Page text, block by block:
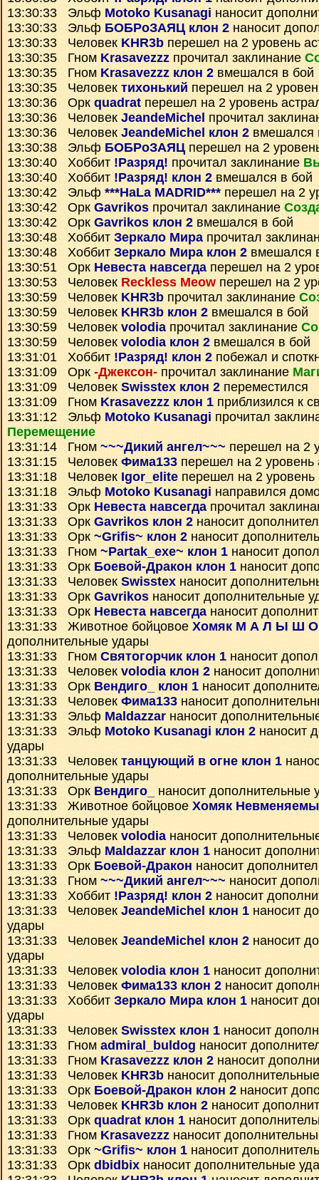
13:30:33 Эльф Motoko Kusanagi наносит
13:30:33 Эльф БОБРоЗАЯЦ клон 2 наносит
13:30:33 Человек KHR3b перешел на 2 уровень
13:30:35 Гном Krasavezzz прочитал заклинание
13:30:35 Гном Krasavezzz клон 2 вмешался в бой
13:30:35 Человек тихонький перешел на 2
13:30:36 Орк quadrat перешел на 2 уровень
13:30:36 Человек JeandeMichel прочитал
13:30:36 Человек JeandeMichel клон 2 вмешался
13:30:38 Эльф БОБРоЗАЯЦ перешел на 2
13:30:40 Хоббит !Разряд! прочитал заклинание
13:30:40 Хоббит !Разряд! клон 2 вмешался в бой
13:30:42 Эльф ***HaLa MADRID*** перешел на 2
13:30:42 Орк Gavrikos прочитал заклинание
13:30:42 Орк Gavrikos клон 2 вмешался в бой
13:30:48 Хоббит Зеркало Мирапрочитал
13:30:48 Хоббит Зеркало Мира клон 2 вмешался
13:30:51 Орк Невеста навсегда перешел на 2
13:30:53 Человек Reckless Meow перешел на 2
13:30:59 Человек KHR3b прочитал заклинание
13:30:59 Человек KHR3b клон 2 вмешался в бой
13:30:59 Человек volodia прочитал заклинание
13:30:59 Человек volodia клон 2 вмешался в бой
13:31:01 Хоббит !Разряд! клон 2 побежал и
13:31:09 Орк -Джексон- прочитал заклинание
13:31:09 Человек Swisstex клон 2 переместился
13:31:09 Гном Krasavezzz клон 1 приблизился к
13:31:12 Эльф Motoko Kusanagi прочитал
Перемещение
13:31:14 Гном ~~~Дикий ангел~~~ перешел на 2
13:31:15 Человек Фима133 перешел на 2 уровень
13:31:18 Человек Igor_elite перешел на 2 уровень
13:31:18 Эльф Motoko Kusanagi направился
13:31:33 Орк Невеста навсегда прочитал
13:31:33 Орк Gavrikos клон 2 наносит
13:31:33 Орк ~Grifis~ клон 2 наносит
13:31:33 Гном ~Partak_exe~ клон 1 наносит
13:31:33 Орк Боевой-Дракон клон 1 наносит
13:31:33 Человек Swisstex наносит
13:31:33 Орк Gavrikos наносит дополнительные
13:31:33 Орк Невеста навсегдананосит
13:31:33 Животное бойцовое Хомяк М А Л Ы Ш О
дополнительные удары
13:31:33 Гном Святогорчик клон 1 наносит
13:31:33 Человек volodia клон 2 наносит
13:31:33 Орк Вендиго_ клон 1 наносит
13:31:33 Человек Фима133 наносит
13:31:33 Эльф Maldazzar наносит
13:31:33 Эльф Motoko Kusanagi клон 2 наносит
удары
13:31:33 Человек танцующий в огне клон 1
дополнительные удары
13:31:33 Орк Вендиго_
наносит дополнительные
13:31:33 Животное бойцовое Хомяк
дополнительные удары
13:31:33 Человек volodia наносит
13:31:33 Эльф Maldazzar клон 1 наносит
13:31:33 Орк Боевой-Дракон наносит
13:31:33 Гном ~~~Дикий ангел~~~ наносит
13:31:33 Хоббит !Разряд! клон 2 наносит
13:31:33 Человек JeandeMichel клон 1 наносит
удары
13:31:33 Человек JeandeMichel клон 2 наносит
удары
13:31:33 Человек volodia клон 1 наносит
13:31:33 Человек Фима133 клон 2 наносит
13:31:33 Хоббит Зеркало Мира клон 1 наносит
удары
13:31:33 Человек Swisstex клон 1 наносит
13:31:33 Гном admiral_buldog наносит
13:31:33 Гном Krasavezzz клон 2 наносит
13:31:33 Человек KHR3b наносит
13:31:33 Орк Боевой-Дракон клон 2 наносит
13:31:33 Человек KHR3b клон 2 наносит
13:31:33 Орк quadrat клон 1 наносит
13:31:33 Гном Krasavezzz наносит
13:31:33 Орк ~Grifis~ клон 1 наносит
13:31:33 Орк dbidbix наносит дополнительные